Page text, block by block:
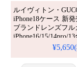
ルイヴィトン・
iPhone18ケース 新
ブランドレンズフル
iPhone16/15/14pro/
人も愛用する人気
チブランドスタイ